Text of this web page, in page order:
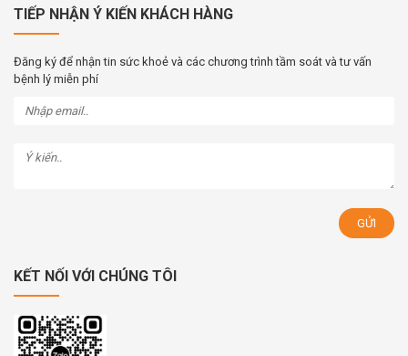
TIẾP NHẬN Ý KIẾN KHÁCH HÀNG
Đăng ký để nhận tin sức khoẻ và các chương trình tầm soát và tư vấn
bệnh lý miễn phí
KẾT NỐI VỚI CHÚNG TÔI